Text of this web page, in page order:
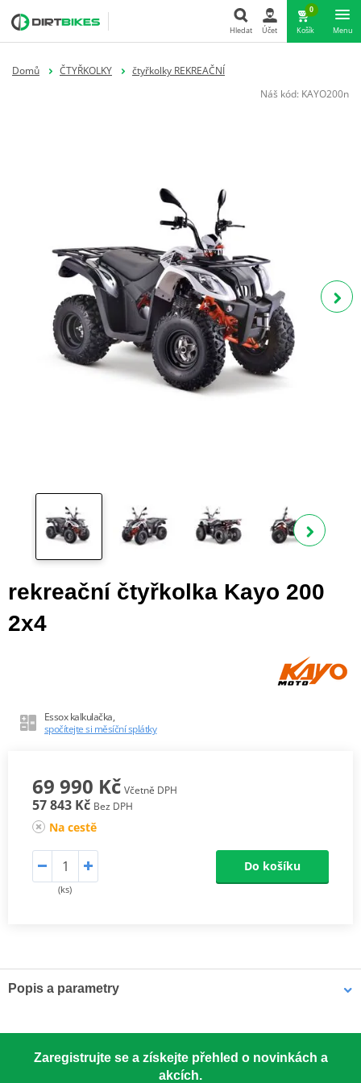
Hledat Účet
0
Košík Menu
Domů ČTYŘKOLKY
čtyřkolky REKREAČNÍ
Náš kód: KAYO200n
rekreační čtyřkolka Kayo 200
2x4
Essox kalkulačka,
spočítejte si měsíční splátky
69 990 Kč Včetně DPH
57 843 Kč Bez DPH
Na cestě
(ks)
Do košíku
Popis a parametry
Čtyřkolka má v základní výbavě praktické přední i zadní nosiče,
Zaregistrujte se a získejte přehled o novinkách a
akcích.